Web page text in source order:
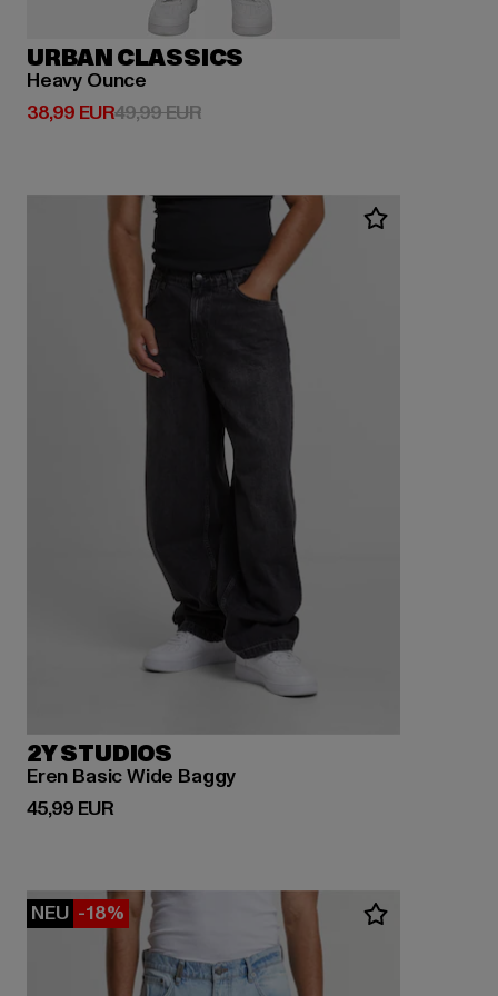
URBAN CLASSICS
Heavy Ounce
38,99 EUR
Derzeitiger Preis: 38,99 EUR
49,99 EURAktionspreis: 49,99 EUR
2Y STUDIOS
Eren Basic Wide Baggy
45,99 EUR
Derzeitiger Preis: 45,99 EUR
NEU -18%